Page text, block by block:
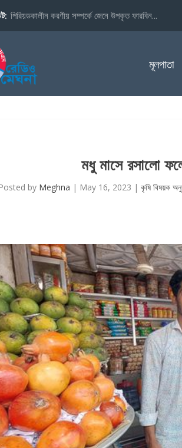
পিরিয়ডকালীন করণীয় সম্পর্কে জেনে উপকৃত ফারবিন...
মূলপাতা
মধু মাসে রসালো
Posted by Meghna | May 16, 2023 | কৃষি বিষয়ক